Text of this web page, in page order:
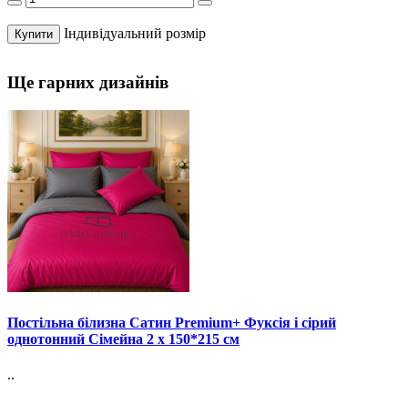
Купити Індивідуальний розмір
Ще гарних дизайнів
Постільна білизна Сатин Premium+ Фуксія і сірий
однотонний Сімейна 2 х 150*215 см
..